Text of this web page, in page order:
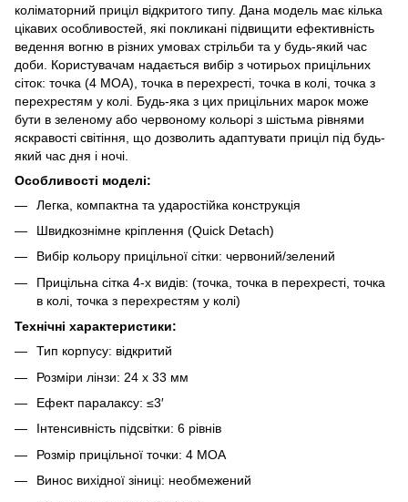
коліматорний приціл відкритого типу. Дана модель має кілька
цікавих особливостей, які покликані підвищити ефективність
ведення вогню в різних умовах стрільби та у будь-який час
доби. Користувачам надається вибір з чотирьох прицільних
сіток: точка (4 MOA), точка в перехресті, точка в колі, точка з
перехрестям у колі. Будь-яка з цих прицільних марок може
бути в зеленому або червоному кольорі з шістьма рівнями
яскравості світіння, що дозволить адаптувати приціл під будь-
який час дня і ночі.
Особливості моделі:
Легка, компактна та ударостійка конструкція
Швидкознімне кріплення (Quick Detach)
Вибір кольору прицільної сітки: червоний/зелений
Прицільна сітка 4-х видів: (точка, точка в перехресті, точка
в колі, точка з перехрестям у колі)
Технічні характеристики:
Тип корпусу: відкритий
Розміри лінзи: 24 x 33 мм
Ефект паралаксу: ≤3′
Інтенсивність підсвітки: 6 рівнів
Розмір прицільної точки: 4 MOA
Винос вихідної зіниці: необмежений